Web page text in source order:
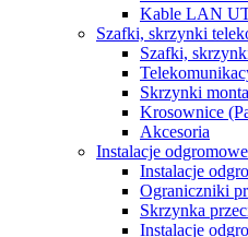
Kable LAN
Szafki, skrzynki
Szafki,
Skrzynki
Krosownice
Akcesoria
Instalacje
Instalacje
Ograniczniki
Skrzynka
Instalacje